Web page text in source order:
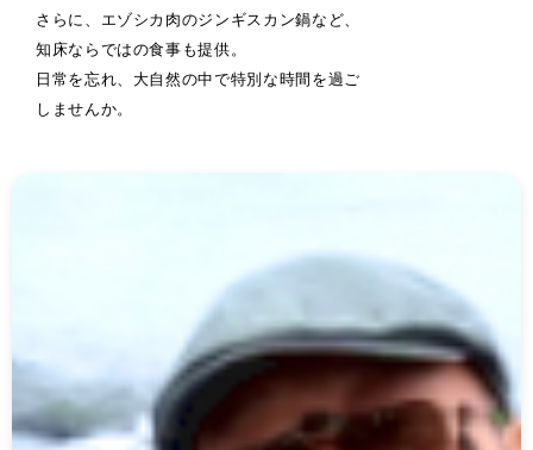
さらに、エゾシカ肉のジンギスカン鍋など、
知床ならではの食事も提供。
日常を忘れ、大自然の中で特別な時間を過ご
しませんか。